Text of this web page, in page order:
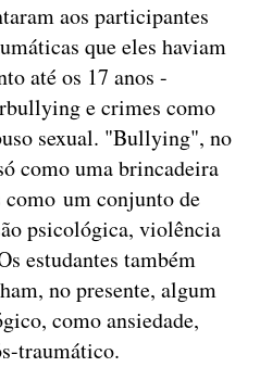
aos participantes
que eles haviam
até os 17 anos -
e crimes como
sexual. "Bullying", no
como uma brincadeira
como um conjunto de
psicológica, violência
estudantes também
no presente, algum
como ansiedade,
traumático.